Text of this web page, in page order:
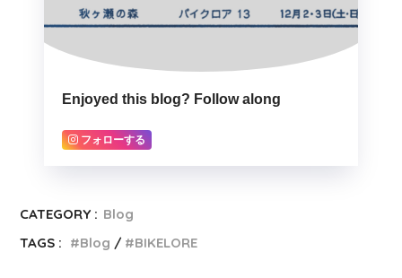
Enjoyed this blog? Follow along
フォローする
CATEGORY : Blog
TAGS :
Blog BIKELORE